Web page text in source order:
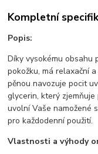
Kompletní
Popis:
Díky vysokému obsahu
pokožku, má relaxační
pěnou navozuje pocit
glycerin, který
uvolní Vaše namožené
pro každodenní použití.
Vlastnosti a výhody